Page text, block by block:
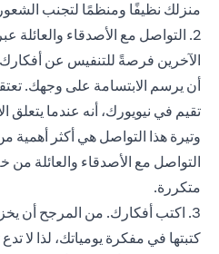
منزلك نظيفًا ومنظمًا لتجنب الشعور
2. التواصل مع الأصدقاء والعائلة
الآخرين فرصةً للتنفيس عن
أن يرسم الابتسامة على وجهك.
تقيم في نيويورك، أنه عندما يتعلق
وتيرة هذا التواصل هي أكثر أهمية
التواصل مع الأصدقاء والعائلة من
متكررة.
3. اكتب أفكارك. من المرجح أن
كتبتها في مفكرة يومياتك، لذا لا